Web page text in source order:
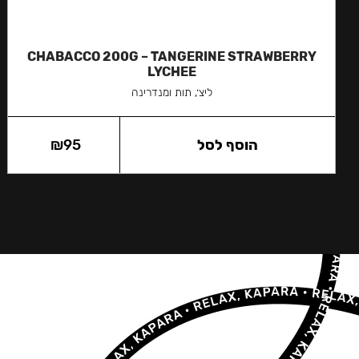
CHABACCO 200G – TANGERINE STRAWBERRY
LYCHEE
ליצ׳, תות ומנדרינה
₪95 הוסף לסל